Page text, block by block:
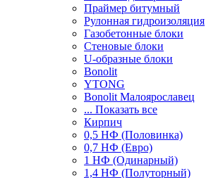
Праймер битумный
Рулонная гидроизоляция
Газобетонные блоки
Стеновые блоки
U-образные блоки
Bonolit
YTONG
Bonolit Малоярославец
... Показать все
Кирпич
0,5 НФ (Половинка)
0,7 НФ (Евро)
1 НФ (Одинарный)
1,4 НФ (Полуторный)